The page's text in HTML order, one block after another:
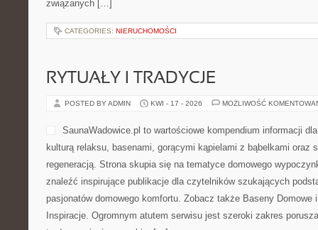
związanych […]
CATEGORIES: NIERUCHOMOŚCI
RYTUAŁY I TRADYCJE
POSTED BY ADMIN KWI - 17 - 2026 MOŻLIWOŚĆ
SaunaWadowice.pl to wartościowe kompendium informacji
kulturą relaksu, basenami, gorącymi kąpielami z bąbelkami oraz
regeneracją. Strona skupia się na tematyce domowego
znaleźć inspirujące publikacje dla czytelników szukających
pasjonatów domowego komfortu. Zobacz także Baseny Domowe
Inspiracje. Ogromnym atutem serwisu jest szeroki zakres